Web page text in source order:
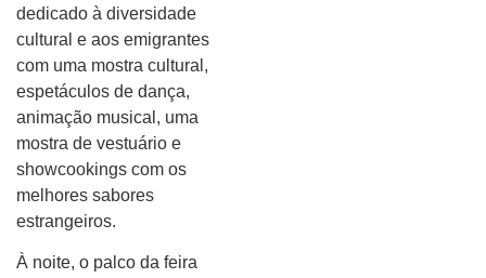
dedicado à diversidade
cultural e aos emigrantes
com uma mostra cultural,
espetáculos de dança,
animação musical, uma
mostra de vestuário e
showcookings com os
melhores sabores
estrangeiros.
À noite, o palco da feira